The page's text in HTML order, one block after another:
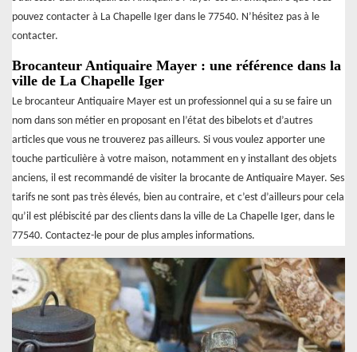
pouvez contacter à La Chapelle Iger dans le 77540. N’hésitez pas à le
contacter.
Brocanteur Antiquaire Mayer : une référence dans la
ville de La Chapelle Iger
Le brocanteur Antiquaire Mayer est un professionnel qui a su se faire un
nom dans son métier en proposant en l’état des bibelots et d’autres
articles que vous ne trouverez pas ailleurs. Si vous voulez apporter une
touche particulière à votre maison, notamment en y installant des objets
anciens, il est recommandé de visiter la brocante de Antiquaire Mayer. Ses
tarifs ne sont pas très élevés, bien au contraire, et c’est d’ailleurs pour cela
qu’il est plébiscité par des clients dans la ville de La Chapelle Iger, dans le
77540. Contactez-le pour de plus amples informations.